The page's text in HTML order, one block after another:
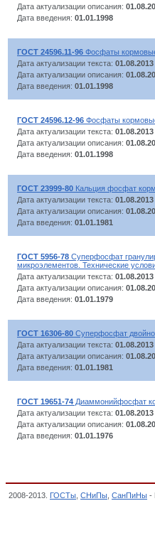
Дата актуализации описания:
Дата введения: 01.01.1998
ГОСТ 24596.11-96 Фосфаты
Дата актуализации текста: 01.08.2013
Дата актуализации описания:
Дата введения: 01.01.1998
ГОСТ 24596.12-96 Фосфаты
Дата актуализации текста: 01.08.2013
Дата актуализации описания:
Дата введения: 01.01.1998
ГОСТ 23999-80 Кальция фосфат
Дата актуализации текста: 01.08.2013
Дата актуализации описания:
Дата введения: 01.01.1981
ГОСТ 5956-78 Суперфосфат
микроэлементов. Технические
Дата актуализации текста: 01.08.2013
Дата актуализации описания:
Дата введения: 01.01.1979
ГОСТ 16306-80 Суперфосфат
Дата актуализации текста: 01.08.2013
Дата актуализации описания:
Дата введения: 01.01.1981
ГОСТ 19651-74 Диаммонийфосфат
Дата актуализации текста: 01.08.2013
Дата актуализации описания:
Дата введения: 01.01.1976
2008-2013. ГОСТы СНиПы СанПиНы -